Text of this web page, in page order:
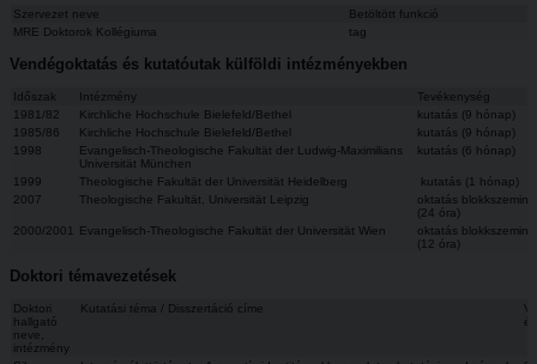
Szervezet neve
Betöltött funkció
MRE Doktorok Kollégiuma
tag
Vendégoktatás és kutatóutak külföldi intézményekben
Időszak Intézmény
Tevékenység
1981/82
Kirchliche Hochschule Bielefeld/Bethel
kutatás (9 hónap)
1985/86
Kirchliche Hochschule Bielefeld/Bethel
kutatás (9 hónap)
1998
Evangelisch-Theologische Fakultät der Ludwig-Maximilians
Universität München
kutatás (6 hónap)
1999 Theologische Fakultät der Universität Heidelberg
kutatás (1 hónap)
2007
Theologische Fakultät, Universität Leipzig
oktatás
(24 óra)
2000/2001
Evangelisch-Theologische Fakultät der Universität Wien
oktatás
(12 óra)
Doktori témavezetések
Doktori
hallgató
neve,
intézmény
Kutatási téma / Disszertáció címe